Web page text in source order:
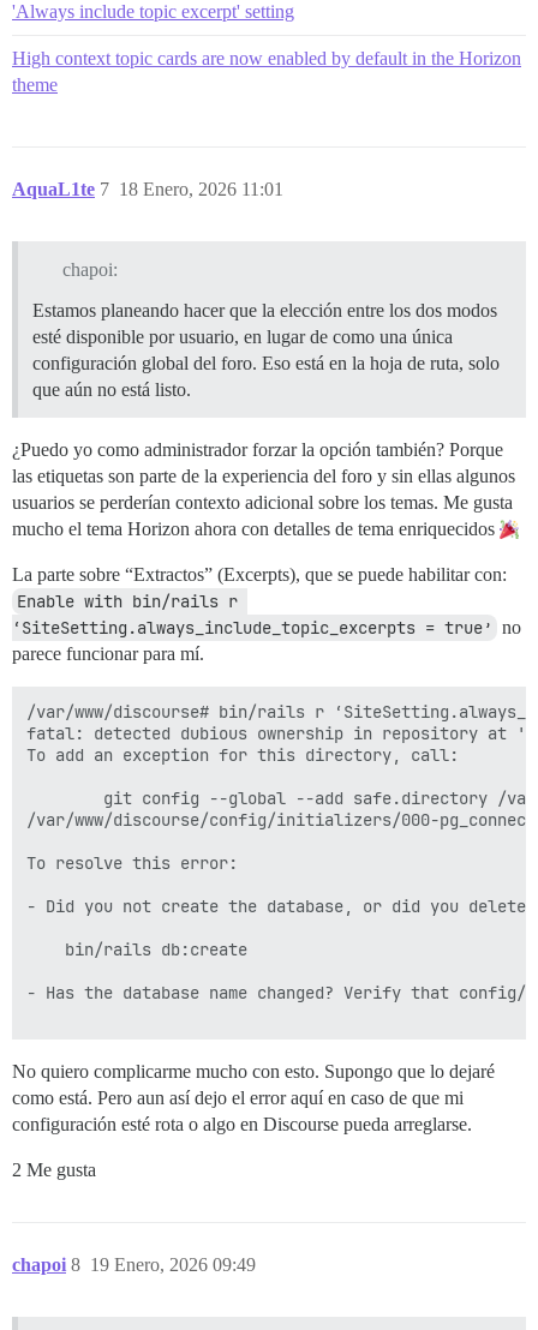
'Always include topic excerpt' setting
High context topic cards are now enabled by default in the Horizon
theme
AquaL1te 18 Enero, 2026 11:01
7
chapoi:
Estamos planeando hacer que la elección entre los dos modos
esté disponible por usuario, en lugar de como una única
configuración global del foro. Eso está en la hoja de ruta, solo
que aún no está listo.
¿Puedo yo como administrador forzar la opción también? Porque
las etiquetas son parte de la experiencia del foro y sin ellas algunos
usuarios se perderían contexto adicional sobre los temas. Me gusta
mucho el tema Horizon ahora con detalles de tema enriquecidos
La parte sobre “Extractos” (Excerpts), que se puede habilitar con:
Enable with bin/rails r
‘SiteSetting.always_include_topic_excerpts = true’ no
parece funcionar para mí.
/var/www/discourse# bin/rails r
fatal: detected
To add an
git config
/var/www/discourse/config/initializers/000-
To
- Did you
- Has the database name changed?
No quiero complicarme mucho con esto. Supongo que lo dejaré
como está. Pero aun así dejo el error aquí en caso de que mi
configuración esté rota o algo en Discourse pueda arreglarse.
2 Me gusta
chapoi 19 Enero, 2026 09:49
8